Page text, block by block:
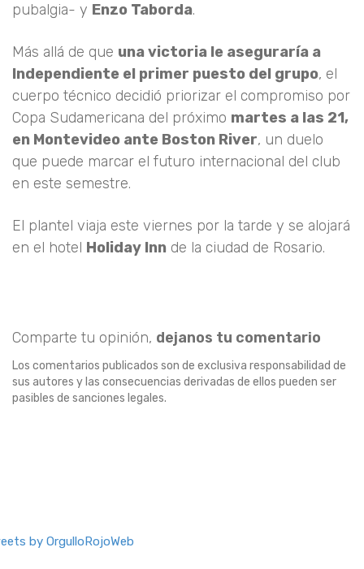
pubalgia- y Enzo Taborda.
Más allá de que una victoria le aseguraría a
Independiente el primer puesto del grupo, el
cuerpo técnico decidió priorizar el compromiso por
Copa Sudamericana del próximo martes a las 21,
en Montevideo ante Boston River, un duelo
que puede marcar el futuro internacional del club
en este semestre.
El plantel viaja este viernes por la tarde y se alojará
en el hotel Holiday Inn de la ciudad de Rosario.
Comparte tu opinión, dejanos tu comentario
Los comentarios publicados son de exclusiva responsabilidad de
sus autores y las consecuencias derivadas de ellos pueden ser
pasibles de sanciones legales.
by OrgulloRojoWeb